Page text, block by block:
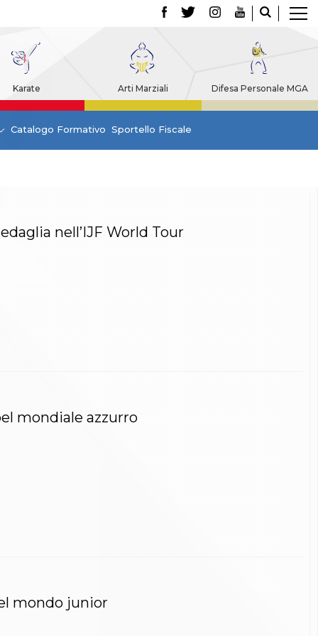
Karate Arti Marziali Difesa Personale MGA
Catalogo Formativo Sportello Fiscale
nell’IJF World Tour
mondiale azzurro
mondo junior